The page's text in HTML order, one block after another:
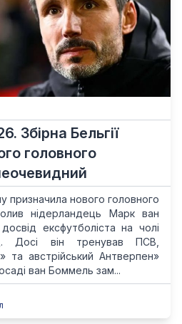
Збірна Бельгії
головного
призначила нового головного
нідерландець Марк ван
ексфутболіста на чолі
Досі він тренував ПСВ,
та австрійський Антверпен»
ван Боммель зам...